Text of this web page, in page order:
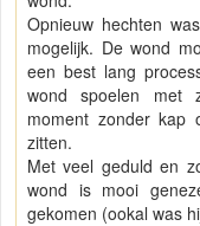
Opnieuw hechten
mogelijk. De wond
een best lang
wond spoelen met
moment zonder kap
zitten.
Met veel geduld en
wond is mooi
gekomen (ookal was